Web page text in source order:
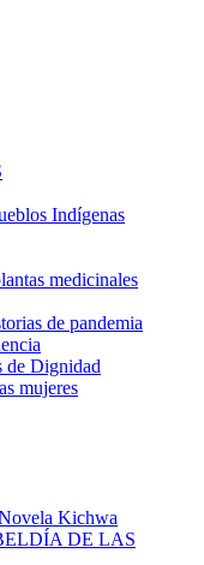
Indígenas
medicinales
de pandemia
de Dignidad
mujeres
Kichwa
DE LAS